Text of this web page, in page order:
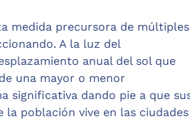
medida precursora de múltiples
A la luz del
anual del sol que
una mayor o menor
significativa dando pie a que
población vive en las ciudades